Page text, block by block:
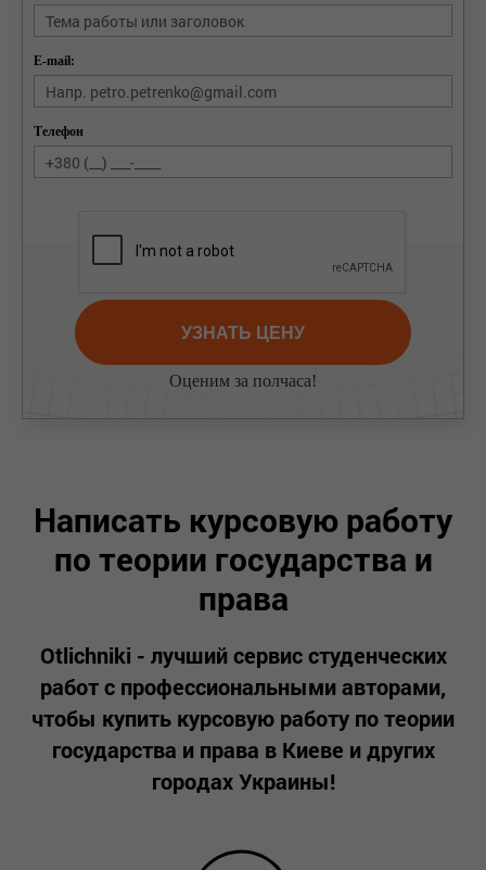
E-mail:
Телефон
УЗНАТЬ ЦЕНУ
Оценим за полчаса!
Написать курсовую работу
по теории государства и
права
Otlichniki - лучший сервис студенческих
работ с профессиональными авторами,
чтобы купить курсовую работу по теории
государства и права в Киеве и других
городах Украины!